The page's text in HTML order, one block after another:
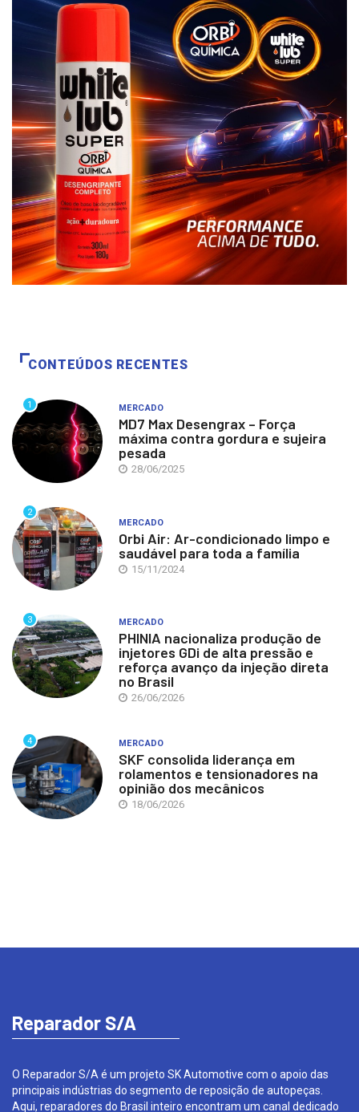
CONTEÚDOS RECENTES
1 MERCADO
MD7 Max Desengrax – Força
máxima contra gordura e sujeira
pesada
28/06/2025
2
MERCADO
Orbi Air: Ar-condicionado limpo e
saudável para toda a família
15/11/2024
3 MERCADO
PHINIA nacionaliza produção de
injetores GDi de alta pressão e
reforça avanço da injeção direta
no Brasil
26/06/2026
4 MERCADO
SKF consolida liderança em
rolamentos e tensionadores na
opinião dos mecânicos
18/06/2026
Reparador S/A
O Reparador S/A é um projeto SK Automotive com o apoio das
principais indústrias do segmento de reposição de autopeças.
Aqui, reparadores do Brasil inteiro encontram um canal dedicado